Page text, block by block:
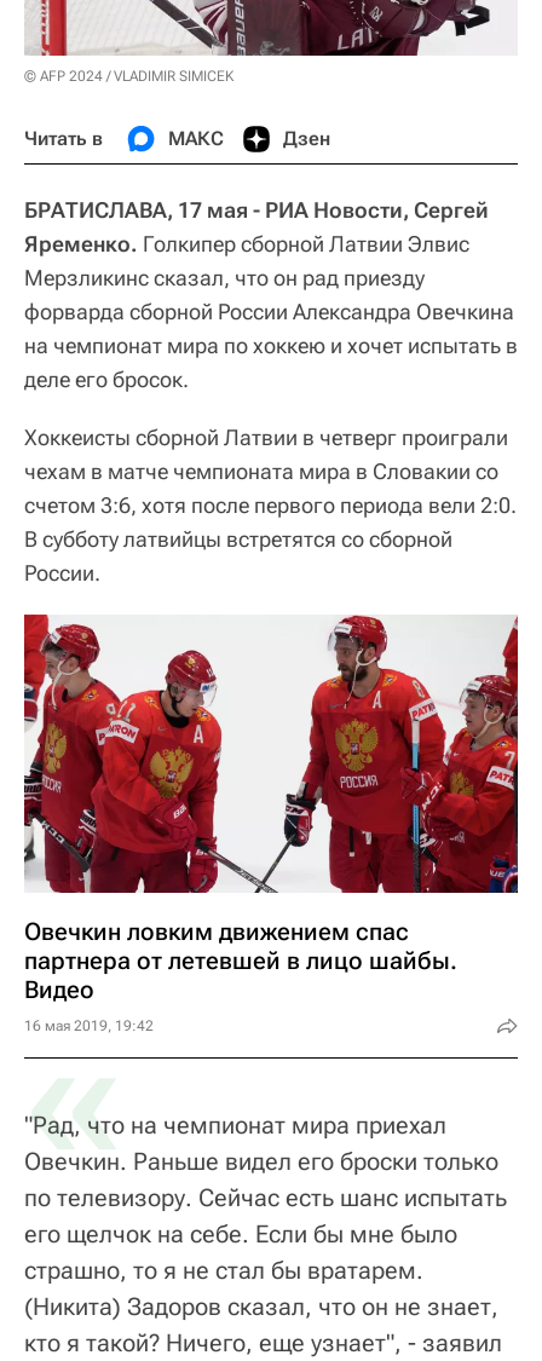
© AFP 2024 / VLADIMIR SIMICEK
Читать в МАКС Дзен
БРАТИСЛАВА, 17 мая - РИА Новости, Сергей
Яременко. Голкипер сборной Латвии Элвис
Мерзликинс сказал, что он рад приезду
форварда сборной России Александра Овечкина
на чемпионат мира по хоккею и хочет испытать в
деле его бросок.
Хоккеисты сборной Латвии в четверг проиграли
чехам в матче чемпионата мира в Словакии со
счетом 3:6, хотя после первого периода вели 2:0.
В субботу латвийцы встретятся со сборной
России.
Овечкин ловким движением спас
партнера от летевшей в лицо шайбы.
Видео
16 мая 2019, 19:42
«
"Рад, что на чемпионат мира приехал
Овечкин. Раньше видел его броски только
по телевизору. Сейчас есть шанс испытать
его щелчок на себе. Если бы мне было
страшно, то я не стал бы вратарем.
(Никита) Задоров сказал, что он не знает,
кто я такой? Ничего, еще узнает", - заявил